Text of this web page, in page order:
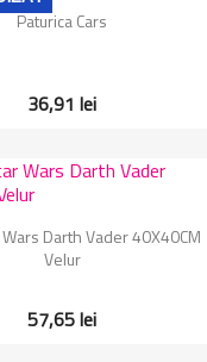
Vizualizare rapida
Paturica Cars
36,91 lei
Vizualizare rapida
Darth Vader 40X40CM
Velur
57,65 lei